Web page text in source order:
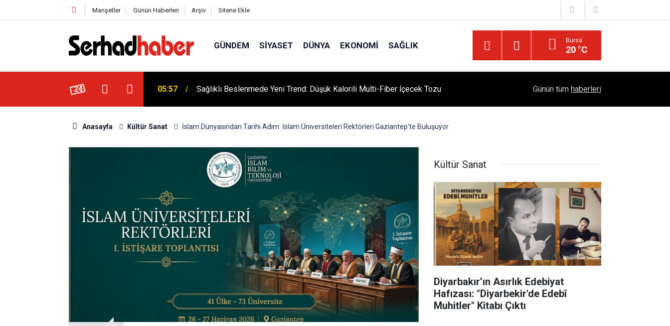
Manşetler Günün Haberleri Arşiv Sitene Ekle
GÜNDEM SIYASET DÜNYA EKONOMI SAĞLIK Bursa
20 °C
24
Akımına Nebevî Uyarı: "Sünnetsiz
05:57 Sağlıklı Beslenmede Yeni Trend: Düşük Kalorili Multi-Fiber İçecek Tozu
Sempozyumu Diyarbakır'da!
Günün tüm haberleri
Anasayfa Kültür Sanat İslam Dünyasından Tarihi Adım: İslam Üniversiteleri Rektörleri Gaziantep'te Buluşuyor
Kültür Sanat
Diyarbakır’ın Asırlık Edebiyat
Hafızası: "Diyarbekir'de Edebî
Muhitler" Kitabı Çıktı